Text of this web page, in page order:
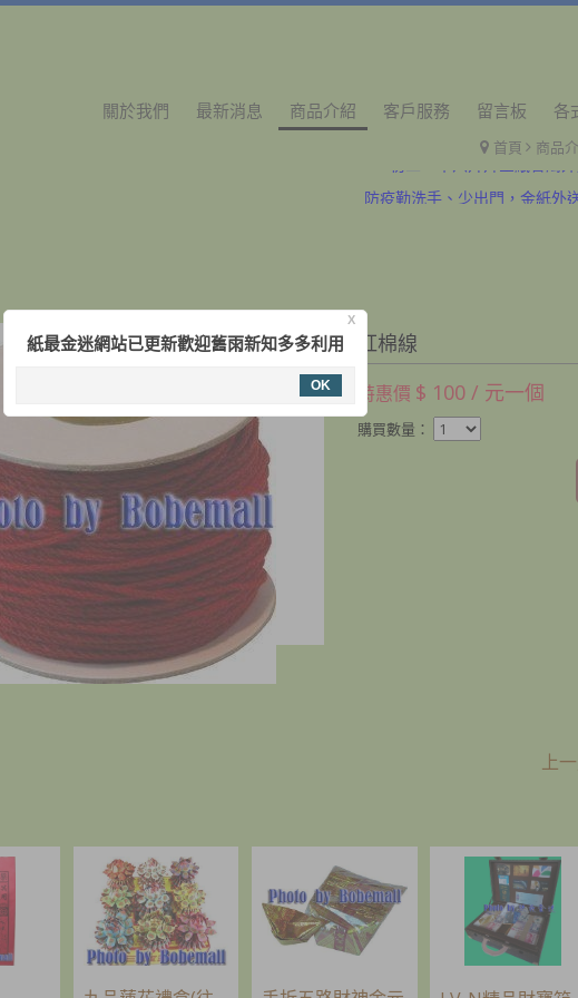
關於我們 最新消息 商品介紹 客戶服務 留言板 各
首頁 商品
初二、十六拜拜金紙香燭
防疫勤洗手、少出門，金紙外
紅棉線
特惠價 $ 100 / 元一個
購買數量：
上
X
紙最金迷網站已更新歡迎舊雨新知多多利用
OK